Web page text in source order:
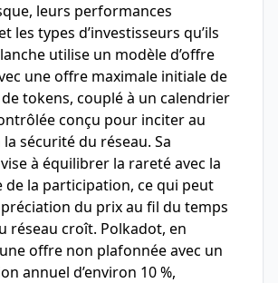
leurs performances
les types d’investisseurs qu’ils
utilise un modèle d’offre
une offre maximale initiale de
tokens, couplé à un calendrier
conçu pour inciter au
la sécurité du réseau. Sa
à équilibrer la rareté avec la
de la participation, ce qui peut
du prix au fil du temps
réseau croît. Polkadot, en
offre non plafonnée avec un
annuel d’environ 10 %,